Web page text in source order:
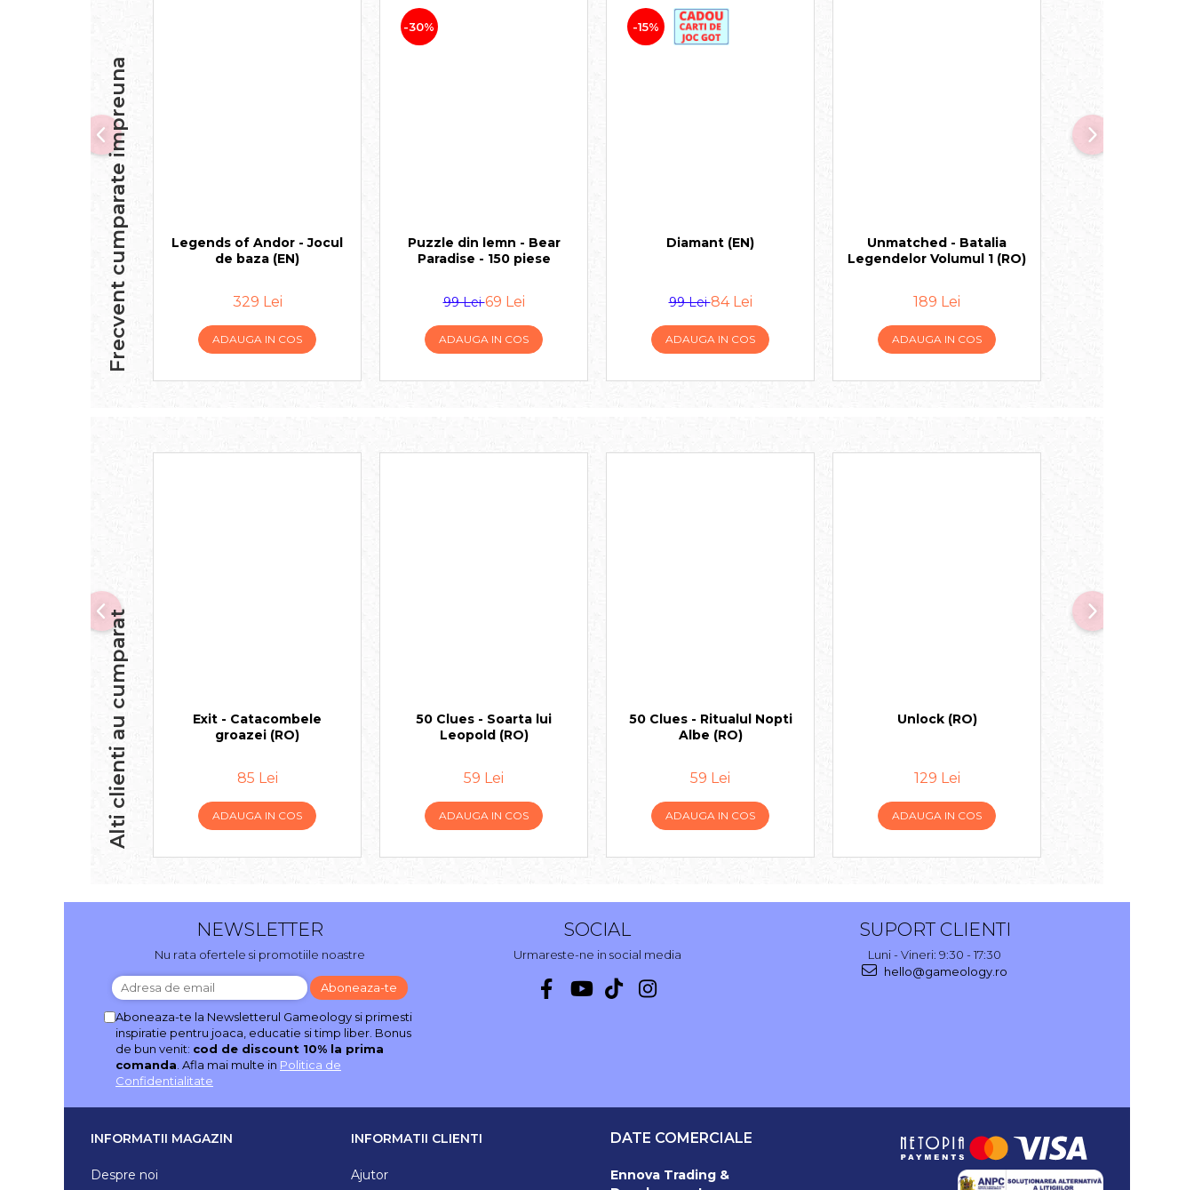
Frecvent cumparate impreuna
Legends of Andor - Jocul
de baza (EN)
329 Lei
ADAUGA IN COS
-30%
Puzzle din lemn - Bear
Paradise - 150 piese
99 Lei69 Lei
ADAUGA IN COS
-15%
Diamant (EN)
99 Lei84 Lei
ADAUGA IN COS
Unmatched - Batalia
Legendelor Volumul 1 (RO)
189 Lei
ADAUGA IN COS
Alti clienti au cumparat
Exit - Catacombele
groazei (RO)
85 Lei
ADAUGA IN COS
50 Clues - Soarta lui
Leopold (RO)
59 Lei
ADAUGA IN COS
50 Clues - Ritualul Nopti
Albe (RO)
59 Lei
ADAUGA IN COS
Unlock (RO)
129 Lei
ADAUGA IN COS
NEWSLETTER
Nu rata ofertele si promotiile noastre
Aboneaza-te la Newsletterul Gameology si primesti
inspiratie pentru joaca, educatie si timp liber. Bonus
de bun venit: cod de discount 10% la prima
comanda . Afla mai multe in Politica de
Confidentialitate
SOCIAL
Urmareste-ne in social media
SUPORT CLIENTI
Luni - Vineri: 9:30 - 17:30
hello@gameology.ro
INFORMATII MAGAZIN
Despre noi
INFORMATII CLIENTI
Ajutor
DATE COMERCIALE
Ennova Trading &